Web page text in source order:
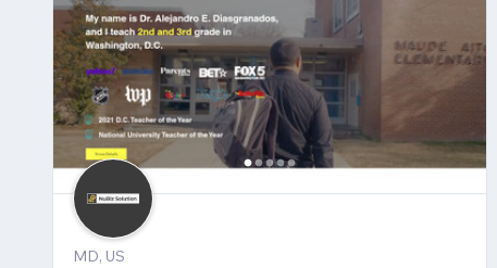
MD, US